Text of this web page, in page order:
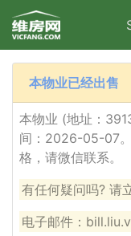
本物业已经出售
本物业 (地址：
间：2026-05-07
格，请微信联系。
有任何疑问吗? 请
电子邮件：